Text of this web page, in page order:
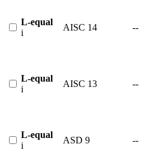
L-equal
i
AISC 14 --
L-equal
i
AISC 13 --
L-equal
i
ASD 9 --